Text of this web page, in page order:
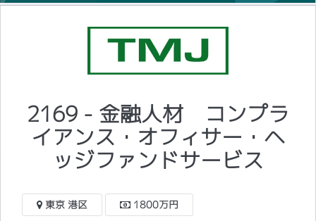
2169 - 金融人材 コンプラ
イアンス・オフィサー・ヘ
ッジファンドサービス
東京 港区 1800万円